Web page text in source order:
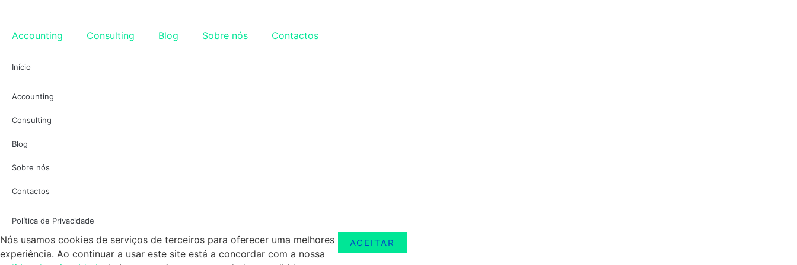
Accounting Consulting Blog Sobre nós Contactos
Início
Accounting
Consulting
Blog
Sobre nós
Contactos
Política de Privacidade
Nós usamos cookies de serviços de terceiros para oferecer uma melhores
experiência. Ao continuar a usar este site está a concordar com a nossa
ACEITAR